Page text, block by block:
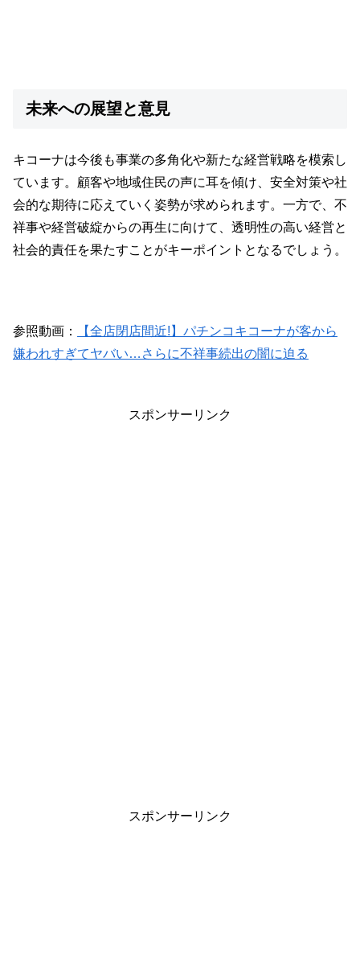
未来への展望と意見
キコーナは今後も事業の多角化や新たな経営戦略を模索し
ています。顧客や地域住民の声に耳を傾け、安全対策や社
会的な期待に応えていく姿勢が求められます。一方で、不
祥事や経営破綻からの再生に向けて、透明性の高い経営と
社会的責任を果たすことがキーポイントとなるでしょう。
参照動画：
【全店閉店間近!】パチンコキコーナが客から
嫌われすぎてヤバい…さらに不祥事続出の闇に迫る
スポンサーリンク
スポンサーリンク